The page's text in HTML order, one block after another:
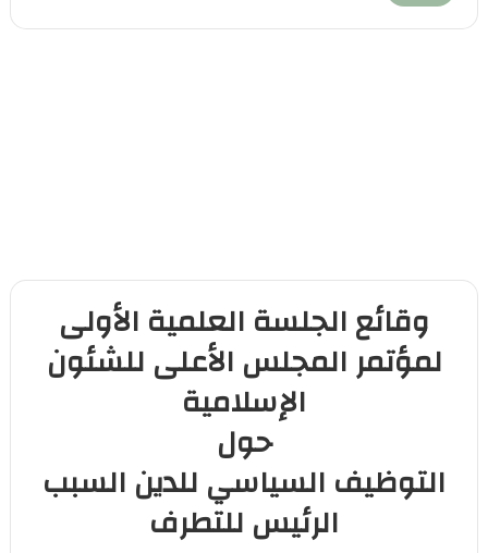
وقائع الجلسة العلمية الأولى
لمؤتمر المجلس الأعلى للشئون
الإسلامية
حول
التوظيف السياسي للدين السبب
الرئيس للتطرف